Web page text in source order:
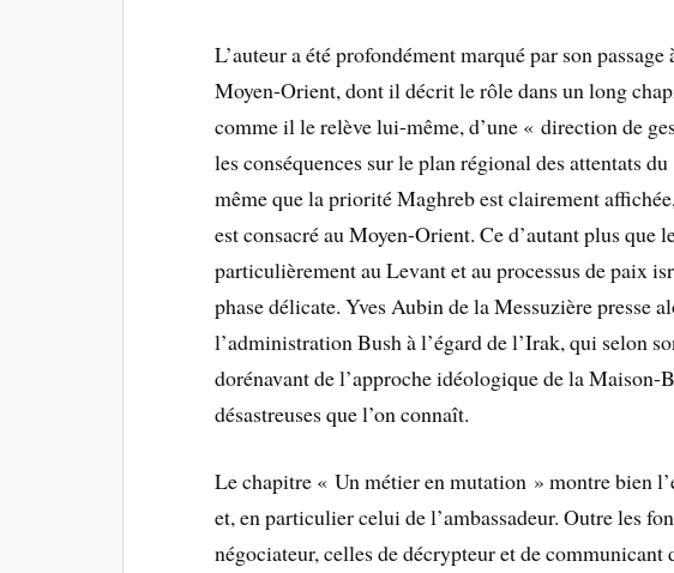
L’auteur a été profondément marqué par son
Moyen-Orient, dont il décrit le rôle dans un long
comme il le relève lui-même, d’une « direction de
les conséquences sur le plan régional des attentats
même que la priorité Maghreb est clairement
est consacré au Moyen-Orient. Ce d’autant plus que
particulièrement au Levant et au processus de paix
phase délicate. Yves Aubin de la Messuzière presse
l’administration Bush à l’égard de l’Irak, qui selon
dorénavant de l’approche idéologique de la Maison-
désastreuses que l’on connaît.
Le chapitre « Un métier en mutation » montre bien
et, en particulier celui de l’ambassadeur. Outre les
négociateur, celles de décrypteur et de communicant